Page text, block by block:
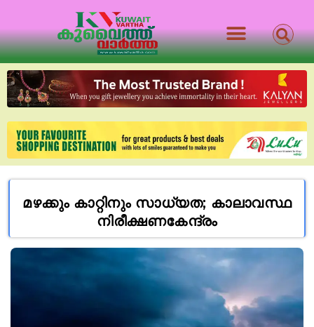
മ​ഴ​ക്കും കാ​റ്റി​നും സാ​ധ്യ​ത; കാ​ലാ​വ​സ്ഥ
നി​രീ​ക്ഷ​ണ​കേ​ന്ദ്രം